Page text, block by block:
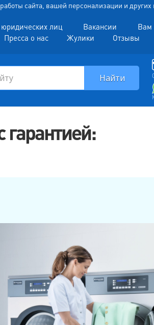
сайта, вашей персонализации и
лиц Вакансии
Вам
Пресса о нас Жулики Отзывы